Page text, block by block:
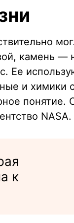
камень —
Ее
и химики
понятие.
NASA.
к